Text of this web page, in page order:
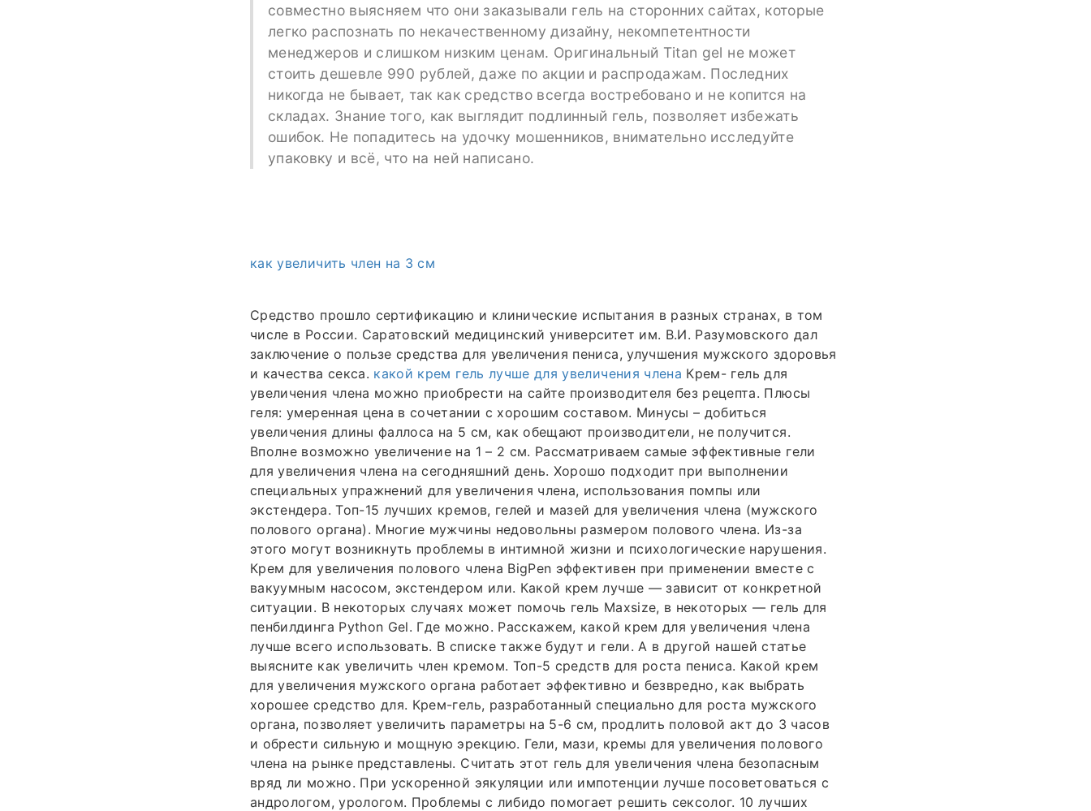
совместно выясняем что они заказывали гель на сторонних сайтах, которые
легко распознать по некачественному дизайну, некомпетентности
менеджеров и слишком низким ценам. Оригинальный Titan gel не может
стоить дешевле 990 рублей, даже по акции и распродажам. Последних
никогда не бывает, так как средство всегда востребовано и не копится на
складах. Знание того, как выглядит подлинный гель, позволяет избежать
ошибок. Не попадитесь на удочку мошенников, внимательно исследуйте
упаковку и всё, что на ней написано.
как увеличить член на 3 см
Средство прошло сертификацию и клинические испытания в разных странах, в том
числе в России. Саратовский медицинский университет им. В.И. Разумовского дал
заключение о пользе средства для увеличения пениса, улучшения мужского здоровья
и качества секса. какой крем гель лучше для увеличения члена Крем- гель для
увеличения члена можно приобрести на сайте производителя без рецепта. Плюсы
геля: умеренная цена в сочетании с хорошим составом. Минусы – добиться
увеличения длины фаллоса на 5 см, как обещают производители, не получится.
Вполне возможно увеличение на 1 – 2 см. Рассматриваем самые эффективные гели
для увеличения члена на сегодняшний день. Хорошо подходит при выполнении
специальных упражнений для увеличения члена, использования помпы или
экстендера. Топ-15 лучших кремов, гелей и мазей для увеличения члена (мужского
полового органа). Многие мужчины недовольны размером полового члена. Из-за
этого могут возникнуть проблемы в интимной жизни и психологические нарушения.
Крем для увеличения полового члена BigPen эффективен при применении вместе с
вакуумным насосом, экстендером или. Какой крем лучше — зависит от конкретной
ситуации. В некоторых случаях может помочь гель Maxsize, в некоторых — гель для
пенбилдинга Python Gel. Где можно. Расскажем, какой крем для увеличения члена
лучше всего использовать. В списке также будут и гели. А в другой нашей статье
выясните как увеличить член кремом. Топ-5 средств для роста пениса. Какой крем
для увеличения мужского органа работает эффективно и безвредно, как выбрать
хорошее средство для. Крем-гель, разработанный специально для роста мужского
органа, позволяет увеличить параметры на 5-6 см, продлить половой акт до 3 часов
и обрести сильную и мощную эрекцию. Гели, мази, кремы для увеличения полового
члена на рынке представлены. Считать этот гель для увеличения члена безопасным
вряд ли можно. При ускоренной эякуляции или импотенции лучше посоветоваться с
андрологом, урологом. Проблемы с либидо помогает решить сексолог. 10 лучших